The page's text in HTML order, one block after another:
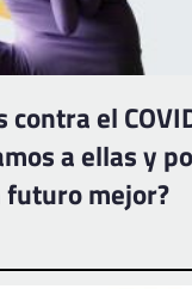
contra el
a ellas y
mejor?